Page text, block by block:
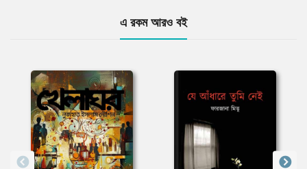
এ রকম আরও বই